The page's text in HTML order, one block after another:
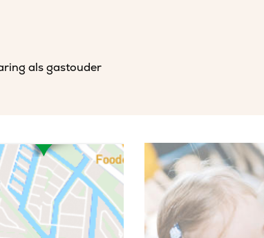
als gastouder